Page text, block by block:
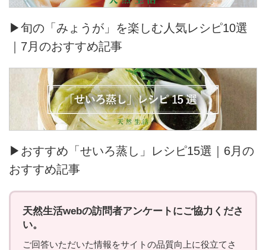
▶旬の「みょうが」を楽しむ人気レシピ10選
｜7月のおすすめ記事
▶おすすめ「せいろ蒸し」レシピ15選｜6月の
おすすめ記事